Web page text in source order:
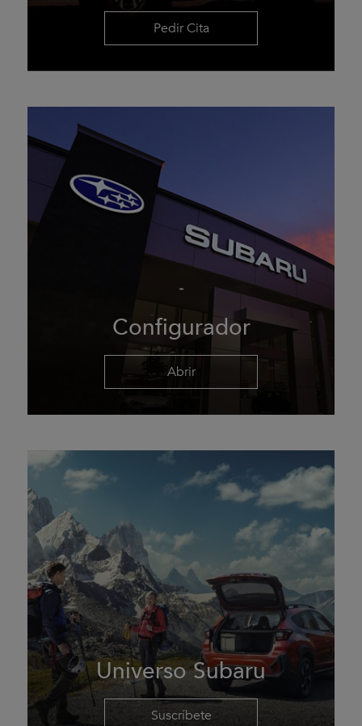
Pedir Cita
Configurador
Abrir
Universo Subaru
Suscríbete